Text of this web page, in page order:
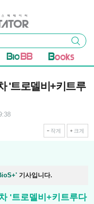
검색
'트로델비+키트루
작게 크게
기사입니다.
'트로델비+키트루다